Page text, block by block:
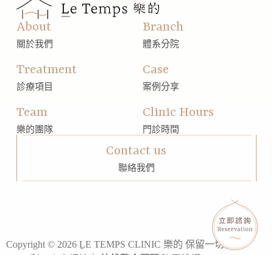
About
關於我們
Branch
體系分院
Treatment
診療項目
Case
案例分享
Team
樂的團隊
Clinic Hours
門診時間
Contact us
聯絡我們
Copyright © 2026 ḺE TEMPS CLINIC 樂的 保留一切權